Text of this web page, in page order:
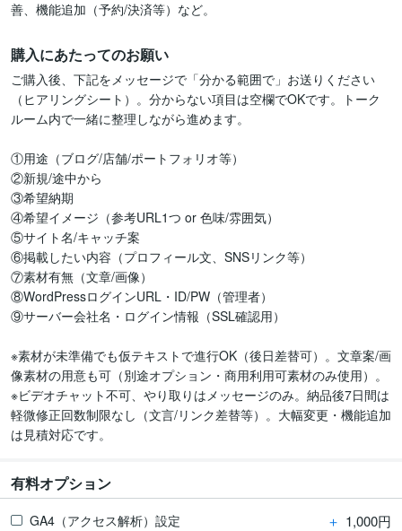
善、機能追加（予約/決済等）など。
購入にあたってのお願い
ご購入後、下記をメッセージで「分かる範囲で」お送りください
（ヒアリングシート）。分からない項目は空欄でOKです。トーク
ルーム内で一緒に整理しながら進めます。
①用途（ブログ/店舗/ポートフォリオ等）
②新規/途中から
③希望納期
④希望イメージ（参考URL1つ or 色味/雰囲気）
⑤サイト名/キャッチ案
⑥掲載したい内容（プロフィール文、SNSリンク等）
⑦素材有無（文章/画像）
⑧WordPressログインURL・ID/PW（管理者）
⑨サーバー会社名・ログイン情報（SSL確認用）
※素材が未準備でも仮テキストで進行OK（後日差替可）。文章案/画
像素材の用意も可（別途オプション・商用利用可素材のみ使用）。
※ビデオチャット不可、やり取りはメッセージのみ。納品後7日間は
軽微修正回数制限なし（文言/リンク差替等）。大幅変更・機能追加
は見積対応です。
有料オプション
GA4（アクセス解析）設定 ＋ 1,000円